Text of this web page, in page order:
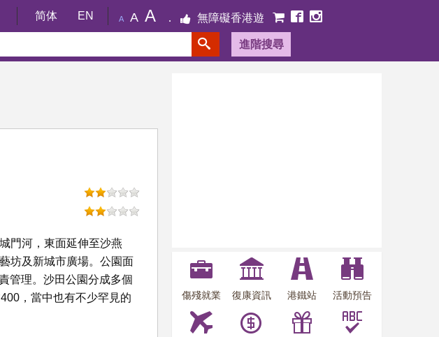
简体 EN A A A 無障礙香港遊
進階搜尋
門河，東面延伸至沙燕
坊及新城市廣場。公園面
管理。沙田公園分成多個
，當中也有不少罕見的
傷殘就業 復康資訊 港鐵站 活動預告